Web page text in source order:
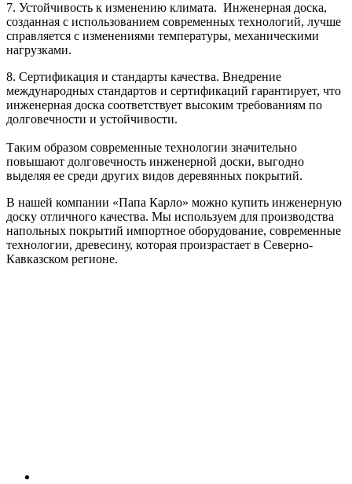
7. Устойчивость к изменению климата. Инженерная доска,
созданная с использованием современных технологий, лучше
справляется с изменениями температуры, механическими
нагрузками.
8. Сертификация и стандарты качества. Внедрение
международных стандартов и сертификаций гарантирует, что
инженерная доска соответствует высоким требованиям по
долговечности и устойчивости.
Таким образом современные технологии значительно
повышают долговечность инженерной доски, выгодно
выделяя ее среди других видов деревянных покрытий.
В нашей компании «Папа Карло» можно купить инженерную
доску отличного качества. Мы используем для производства
напольных покрытий импортное оборудование, современные
технологии, древесину, которая произрастает в Северно-
Кавказском регионе.